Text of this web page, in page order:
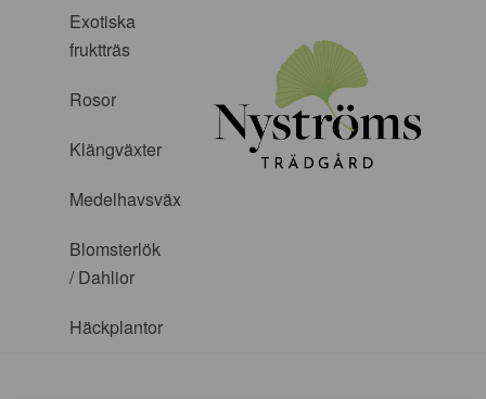
Exotiska
fruktträs
Rosor
Klängväxter
Medelhavsväxter
Blomsterlök
/ Dahlior
Häckplantor